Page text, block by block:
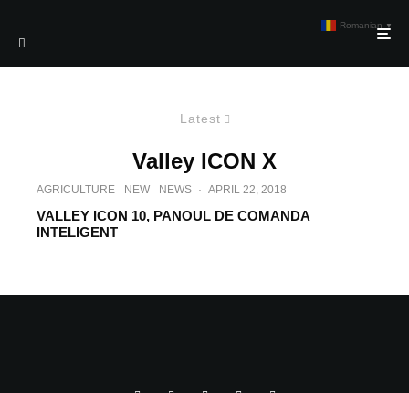
Latest
Valley ICON X
AGRICULTURE NEW NEWS · APRIL 22, 2018
VALLEY ICON 10, PANOUL DE COMANDA
INTELIGENT
Romanian ▼